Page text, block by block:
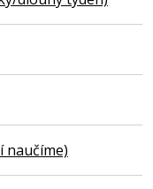
naučíme)